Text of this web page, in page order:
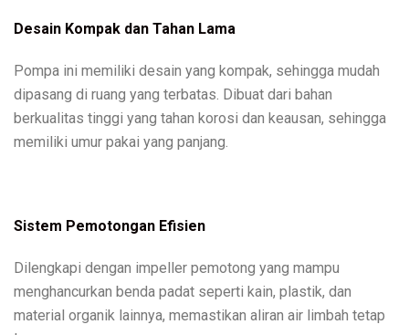
Desain Kompak dan Tahan Lama
Pompa ini memiliki desain yang kompak, sehingga mudah
dipasang di ruang yang terbatas. Dibuat dari bahan
berkualitas tinggi yang tahan korosi dan keausan, sehingga
memiliki umur pakai yang panjang.
Sistem Pemotongan Efisien
Dilengkapi dengan impeller pemotong yang mampu
menghancurkan benda padat seperti kain, plastik, dan
material organik lainnya, memastikan aliran air limbah tetap